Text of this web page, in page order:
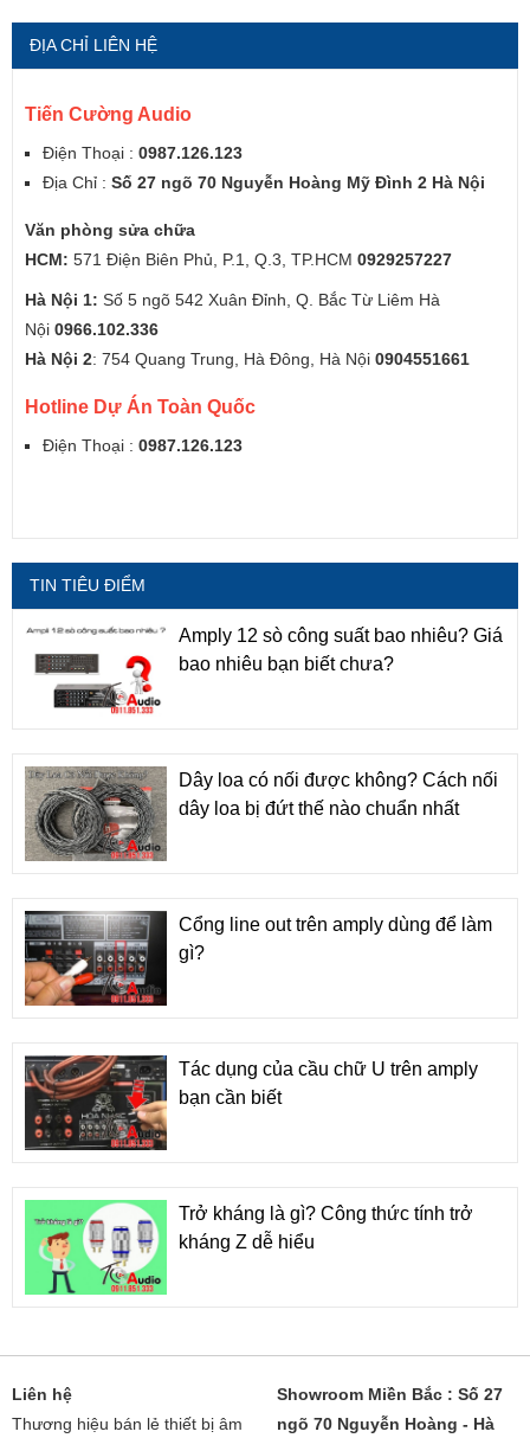
ĐỊA CHỈ LIÊN HỆ
Tiến Cường Audio
Điện Thoại : 0987.126.123
Địa Chỉ : Số 27 ngõ 70 Nguyễn Hoàng Mỹ Đình 2 Hà Nội
Văn phòng sửa chữa
HCM: 571 Điện Biên Phủ, P.1, Q.3, TP.HCM 0929257227
Hà Nội 1: Số 5 ngõ 542 Xuân Đỉnh, Q. Bắc Từ Liêm Hà
Nội 0966.102.336
Hà Nội 2: 754 Quang Trung, Hà Đông, Hà Nội 0904551661
Hotline Dự Án Toàn Quốc
Điện Thoại : 0987.126.123
TIN TIÊU ĐIỂM
Amply 12 sò công suất bao nhiêu? Giá
bao nhiêu bạn biết chưa?
Dây loa có nối được không? Cách nối
dây loa bị đứt thế nào chuẩn nhất
Cổng line out trên amply dùng để làm
gì?
Tác dụng của cầu chữ U trên amply
bạn cần biết
Trở kháng là gì? Công thức tính trở
kháng Z dễ hiểu
Liên hệ
Thương hiệu bán lẻ thiết bị âm
Showroom Miền Bắc : Số 27
ngõ 70 Nguyễn Hoàng - Hà